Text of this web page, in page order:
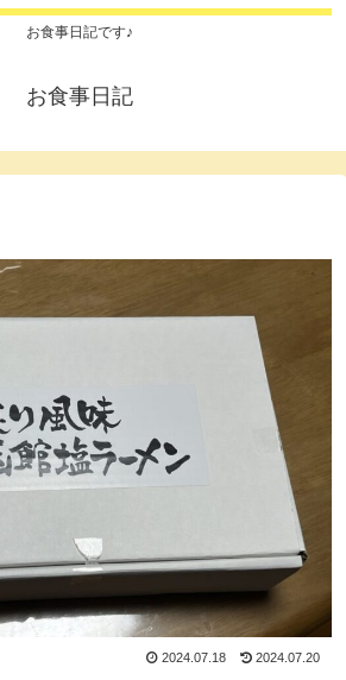
お食事日記です♪
お食事日記
2024.07.18 2024.07.20